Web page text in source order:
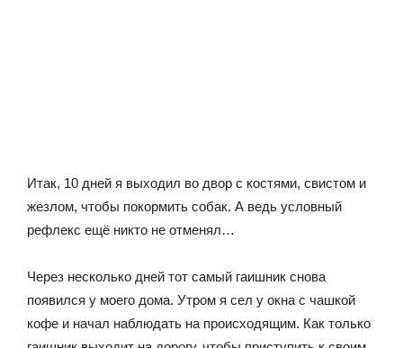
Итак, 10 дней я выходил во двор с костями, свистом и
жезлом, чтобы покормить собак. А ведь условный
рефлекс ещё никто не отменял…
Через несколько дней тот самый гаишник снова
появился у моего дома. Утром я сел у окна с чашкой
кофе и начал наблюдать на происходящим. Как только